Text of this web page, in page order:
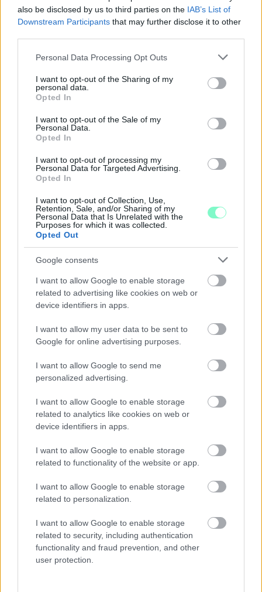
also be disclosed by us to third parties on the IAB’s List of
Downstream Participants that may further disclose it to other
Please note that this website/app uses one or more Google
not limited to your visit or usage behaviour. You may click to
grant or deny consent to Google and its third-party tags to
use your data for below specified purposes in below Google
consent section.
Personal Data Processing Opt Outs
I want to opt-out of the Sharing of my
personal data.
Opted In
I want to opt-out of the Sale of my
Personal Data.
Opted In
I want to opt-out of processing my
Personal Data for Targeted Advertising.
Opted In
I want to opt-out of Collection, Use,
Retention, Sale, and/or Sharing of my
Personal Data that Is Unrelated with the
Purposes for which it was collected.
Opted Out
Google consents
I want to allow Google to enable storage
related to advertising like cookies on web or
device identifiers in apps.
I want to allow my user data to be sent to
Google for online advertising purposes.
I want to allow Google to send me
personalized advertising.
I want to allow Google to enable storage
related to analytics like cookies on web or
device identifiers in apps.
I want to allow Google to enable storage
related to functionality of the website or app.
I want to allow Google to enable storage
related to personalization.
I want to allow Google to enable storage
related to security, including authentication
functionality and fraud prevention, and other
user protection.
A BAROKK ÖSSZES ÁRNYALATA ÉS MÉG EGY SOR
KIVÁLÓ PROGRAM VÁR MINDENKIT EZEN A HÉTVÉGÉN
GYŐRBEN
Középpontban a hagyományőrzés, de lesz Pogány Induló és
ENERGIATAKARÉKOSSÁG: KORÁBBAN KEZDŐDIK
A GYŐRI AUDI ETO KC PÉNTEKI FELKÉSZÜLÉSI
MÉRKŐZÉSE
előrébb hozták a Brest Bretagne Handball elleni találkozó
kezdését.
1 hozzászólás